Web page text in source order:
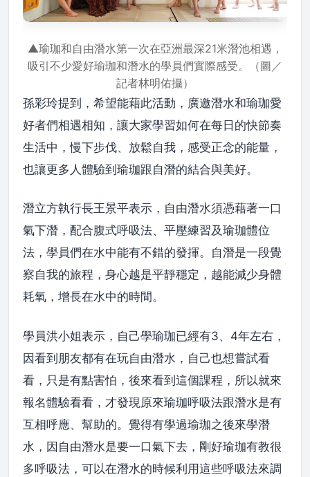
▲瑜珈和自由潛水第一次在亞洲最深21米潛池相遇，
吸引不少愛好瑜珈和潛水的學員們實際感受。（圖／
記者林明佑攝）
孫彩玲提到，希望能藉此活動，廣邀潛水和瑜珈愛
好者們相遇相知，讓大家學習如何在每日的快節奏
生活中，慢下步伐、放鬆自我，感受正念的能量，
也讓更多人體驗到瑜珈跟自潛的結合與美好。
潛立方執行長王景平表示，自由潛水須憑藉著一口
氣下潛，配合腹式呼吸法、平壓練習及瑜珈體位
法，學員們在水中能有不錯的發揮。自潛是一段覺
察自我的旅程，身心越是平靜穩定，越能減少身體
耗氧，增長在水中的時間。
學員洪小姐表示，自己學瑜珈已經有3、4年左右，
因看到朋友都有在玩自由潛水，自己也想嘗試看
看，只是有點害怕，後來看到這個課程，所以就來
報名體驗看看，才發現原來瑜珈呼吸法跟潛水是有
互相呼應、幫助的。覺得有學過瑜珈之後來學潛
水，因自由潛水是要一口氣下去，剛好瑜珈有教很
多呼吸法，可以在潛水的時候利用這些呼吸法來調